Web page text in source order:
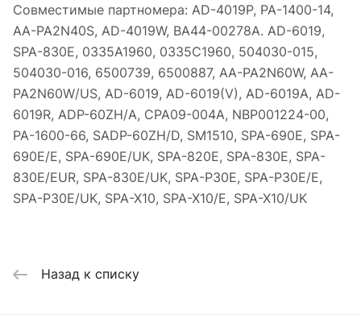
Совместимые партномера: AD-4019P, PA-1400-14,
AA-PA2N40S, AD-4019W, BA44-00278A. AD-6019,
SPA-830E, 0335A1960, 0335C1960, 504030-015,
504030-016, 6500739, 6500887, AA-PA2N60W, AA-
PA2N60W/US, AD-6019, AD-6019(V), AD-6019A, AD-
6019R, ADP-60ZH/A, CPA09-004A, NBP001224-00,
PA-1600-66, SADP-60ZH/D, SM1510, SPA-690E, SPA-
690E/E, SPA-690E/UK, SPA-820E, SPA-830E, SPA-
830E/EUR, SPA-830E/UK, SPA-P30E, SPA-P30E/E,
SPA-P30E/UK, SPA-X10, SPA-X10/E, SPA-X10/UK
Назад к списку